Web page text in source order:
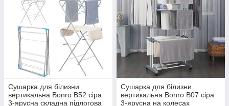
Сушарка для білизни
вертикальна Bonro B52 сіра
3-ярусна складна підлогова
Сушарка для білизни
вертикальна Bonro B07 сіра
3-ярусна на колесах